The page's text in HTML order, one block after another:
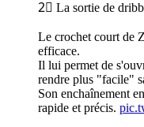
2⃣ La sortie de
Le crochet court de
efficace.
Il lui permet de
rendre plus "facile"
Son enchaînement
rapide et précis.